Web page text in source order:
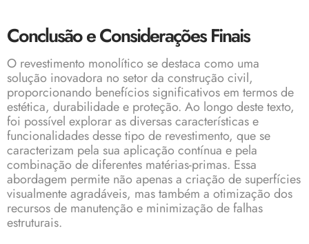
Conclusão e Considerações Finais
O revestimento monolítico se destaca como uma
solução inovadora no setor da construção civil,
proporcionando benefícios significativos em termos de
estética, durabilidade e proteção. Ao longo deste texto,
foi possível explorar as diversas características e
funcionalidades desse tipo de revestimento, que se
caracterizam pela sua aplicação contínua e pela
combinação de diferentes matérias-primas. Essa
abordagem permite não apenas a criação de superfícies
visualmente agradáveis, mas também a otimização dos
recursos de manutenção e minimização de falhas
estruturais.